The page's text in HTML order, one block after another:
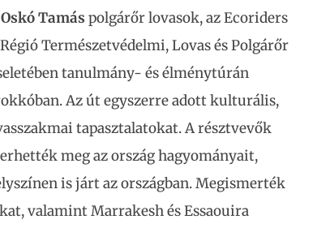
Oskó Tamás polgárőr lovasok, az Ecoriders
Természetvédelmi, Lovas és Polgárőr
tanulmány- és élménytúrán
Az út egyszerre adott kulturális,
tapasztalatokat. A résztvevők
meg az ország hagyományait,
is járt az országban. Megismerték
valamint Marrakesh és Essaouira